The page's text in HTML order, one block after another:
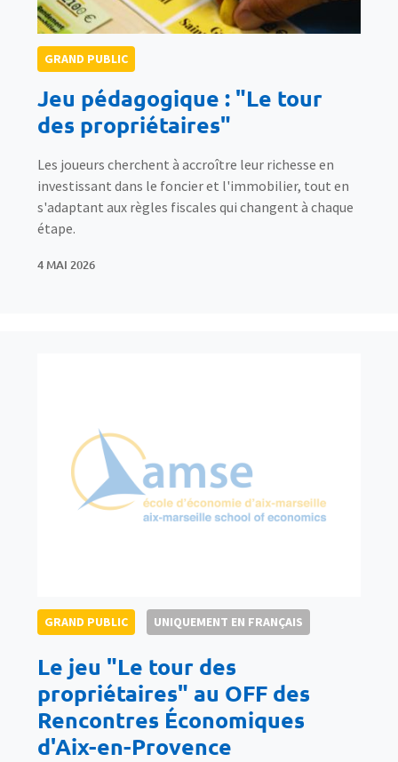
GRAND PUBLIC
Jeu pédagogique : "Le tour
des propriétaires"
Les joueurs cherchent à accroître leur richesse en
investissant dans le foncier et l'immobilier, tout en
s'adaptant aux règles fiscales qui changent à chaque
étape.
4 MAI 2026
GRAND PUBLIC UNIQUEMENT EN FRANÇAIS
Le jeu "Le tour des
propriétaires" au OFF des
Rencontres Économiques
d'Aix-en-Provence